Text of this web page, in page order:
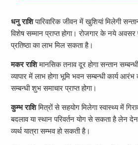
धनु राशिपारिवारिक जीवन में खुशियां मिलेगी
विशेष सम्मान प्राप्त होगा। रोजगार के नये अवसर
प्रतिष्ठा का लाभ मिल सकता है।
मकर राशिमानसिक तनाव दूर होगा सन्तान
व्यापार में लाभ होगा भूमि भवन सम्बन्धी कार्य
सम्बन्धी शुभ समाचार प्राप्त होगा।
कुम्भ राशिमित्रों से सहयोग मिलेगा स्वास्थ्य में
बदलाव या स्थान परिवर्तन योग से सकता है लेन देन
व्यर्थ यात्रा सम्भव हो सकती है।